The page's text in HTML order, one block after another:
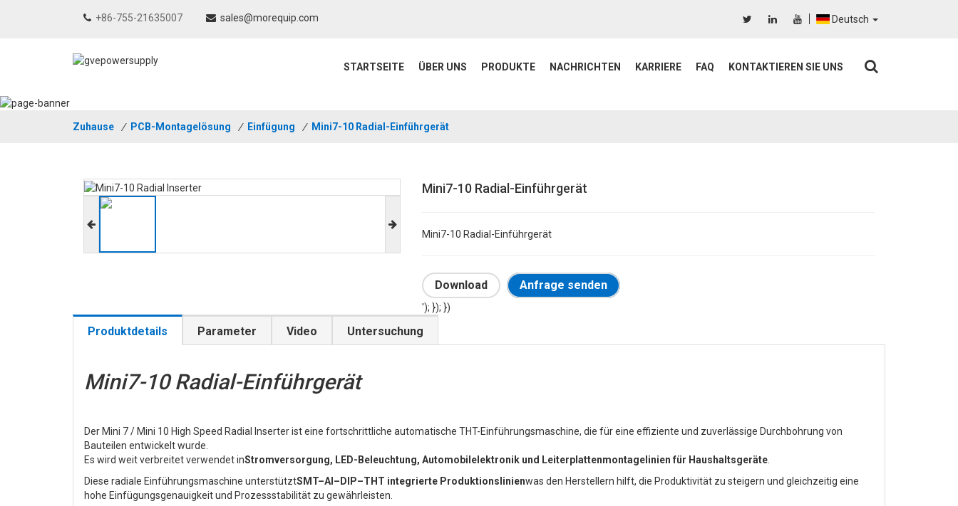
+86-755-21635007 sales@morequip.com Deutsch
STARTSEITE ÜBER UNS PRODUKTE NACHRICHTEN KARRIERE FAQ KONTAKTIEREN SIE UNS
Zuhause / PCB-Montagelösung / Einfügung / Mini7-10 Radial-Einführgerät
Mini7-10 Radial-Einführgerät
Mini7-10 Radial-Einführgerät
Download Anfrage senden
'); }); })
Produktdetails Parameter Video Untersuchung
Mini7-10 Radial-Einführgerät
Der Mini 7 / Mini 10 High Speed Radial Inserter ist eine fortschrittliche automatische THT-Einführungsmaschine, die für eine effiziente und zuverlässige Durchbohrung von
Bauteilen entwickelt wurde.
Es wird weit verbreitet verwendet inStromversorgung, LED-Beleuchtung, Automobilelektronik und Leiterplattenmontagelinien für Haushaltsgeräte.
Diese radiale Einführungsmaschine unterstütztSMT–AI–DIP–THT integrierte Produktionslinienwas den Herstellern hilft, die Produktivität zu steigern und gleichzeitig eine
hohe Einfügungsgenauigkeit und Prozessstabilität zu gewährleisten.